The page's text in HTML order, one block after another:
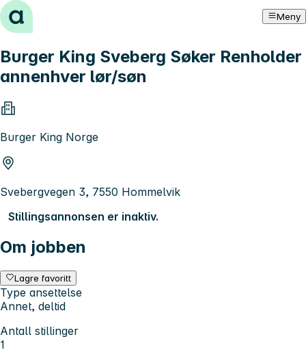
Hopp til innhold Meny
Burger King Sveberg Søker Renholder
annenhver lør/søn
Burger King Norge
Svebergvegen 3, 7550 Hommelvik
Stillingsannonsen er inaktiv.
Om jobben
Lagre favoritt
Type ansettelse
Annet, deltid
Antall stillinger
1